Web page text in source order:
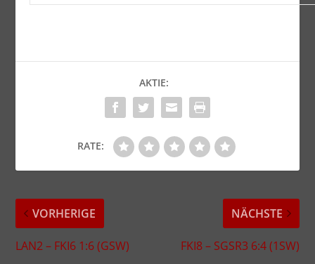
AKTIE:
RATE:
VORHERIGE
LAN2 – FKI6 1:6 (GSW)
NÄCHSTE
FKI8 – SGSR3 6:4 (1SW)